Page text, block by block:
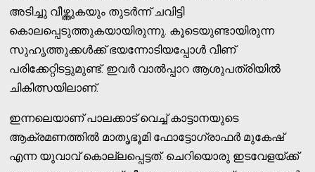
അടിച്ചു വീഴ്ത്തുകയും തുടര്‍ന്ന് ചവിട്ടി
കൊലപ്പെടുത്തുകയായിരുന്നു. കൂടെയുണ്ടായിരുന്ന
സുഹൃത്തുക്കള്‍ക്ക് ഭയന്നോടിയപ്പോള്‍ വീണ്
പരിക്കേറ്റിടട്ടുമുണ്ട്. ഇവര്‍ വാല്‍പ്പാറ ആശുപത്രിയില്‍
ചികിത്സയിലാണ്.
ഇന്നലെയാണ് പാലക്കാട് വെച്ച് കാട്ടാനയുടെ
ആക്രമണത്തില്‍ മാതൃഭൂമി ഫോട്ടോഗ്രാഫര്‍ മുകേഷ്
എന്ന യുവാവ് കൊല്ലപ്പെട്ടത്. ചെറിയൊരു ഇടവേളയ്ക്ക്